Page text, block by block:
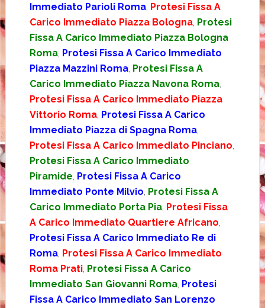
Immediato Parioli Roma, Protesi Fissa A
Carico Immediato Piazza Bologna, Protesi
Fissa A Carico Immediato Piazza Bologna
Roma, Protesi Fissa A Carico Immediato
Piazza Mazzini Roma, Protesi Fissa A
Carico Immediato Piazza Navona Roma,
Protesi Fissa A Carico Immediato Piazza
Vittorio Roma, Protesi Fissa A Carico
Immediato Piazza di Spagna Roma,
Protesi Fissa A Carico Immediato Pinciano
Protesi Fissa A Carico Immediato
Piramide Protesi Fissa A Carico
Immediato Ponte Milvio Protesi Fissa A
Carico Immediato Porta Pia, Protesi Fissa
A Carico Immediato Quartiere Africano
Protesi Fissa A Carico Immediato Re di
Roma, Protesi Fissa A Carico Immediato
Roma Prati, Protesi Fissa A Carico
Immediato San Giovanni Roma, Protesi
Fissa A Carico Immediato San Lorenzo